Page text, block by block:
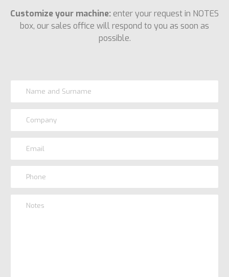
Customize your machine: enter your request in NOTES
box, our sales office will respond to you as soon as
possible.